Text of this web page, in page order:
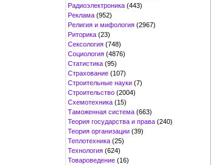
Радиоэлектроника (443)
Реклама (952)
Религия и мифология (2967)
Риторика (23)
Сексология (748)
Социология (4876)
Статистика (95)
Страхование (107)
Строительные науки (7)
Строительство (2004)
Схемотехника (15)
Таможенная система (663)
Теория государства и права (240)
Теория организации (39)
Теплотехника (25)
Технология (624)
Товароведение (16)